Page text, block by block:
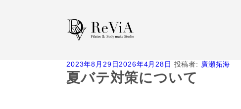
投
稿
日:
2023年8月29日2026年4月28日 投稿者: 廣瀬拓海
夏バテ対策について